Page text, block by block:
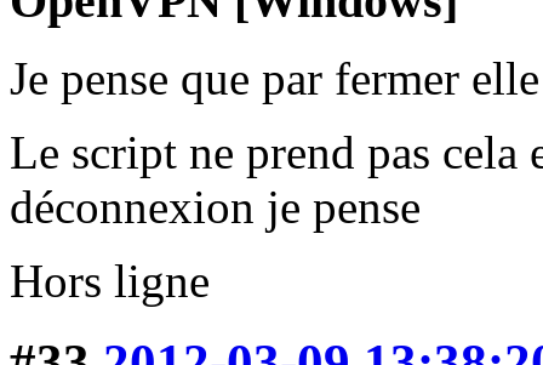
Je pense que par fermer
Le script ne prend pas
déconnexion je pense
Hors ligne